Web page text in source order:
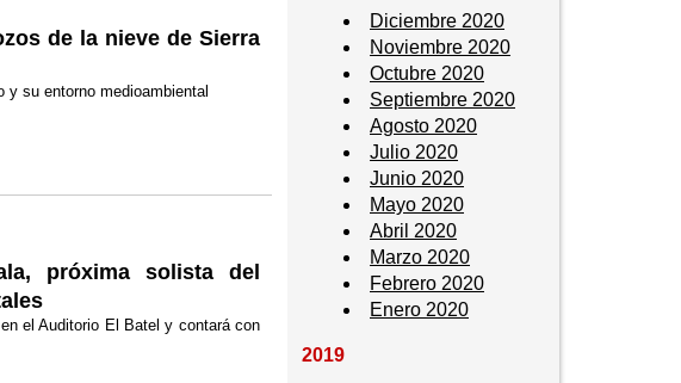
de la nieve de Sierra
y su entorno medioambiental
próxima solista del
el Auditorio El Batel y contará con
Diciembre 2020
Noviembre 2020
Octubre 2020
Septiembre 2020
Agosto 2020
Julio 2020
Junio 2020
Mayo 2020
Abril 2020
Marzo 2020
Febrero 2020
Enero 2020
2019